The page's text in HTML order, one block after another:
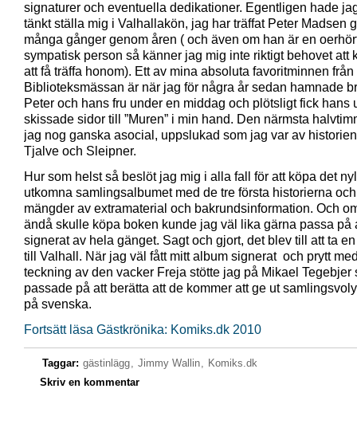
signaturer och eventuella dedikationer. Egentligen hade
tänkt ställa mig i Valhallakön, jag har träffat Peter Madsen
många gånger genom åren ( och även om han är en
sympatisk person så känner jag mig inte riktigt behovet att
att få träffa honom). Ett av mina absoluta favoritminnen
Biblioteksmässan är när jag för några år sedan hamnade
Peter och hans fru under en middag och plötsligt fick hans
skissade sidor till ”Muren” i min hand. Den närmsta
jag nog ganska asocial, uppslukad som jag var av
Tjalve och Sleipner.
Hur som helst så beslöt jag mig i alla fall för att köpa det
utkomna samlingsalbumet med de tre första historierna och
mängder av extramaterial och bakrundsinformation. Och
ändå skulle köpa boken kunde jag väl lika gärna passa på
signerat av hela gänget. Sagt och gjort, det blev till att ta
till Valhall. När jag väl fått mitt album signerat och prytt
teckning av den vacker Freja stötte jag på Mikael Tegebjer
passade på att berätta att de kommer att ge ut
på svenska.
Fortsätt läsa Gästkrönika: Komiks.dk 2010
Taggar: gästinlägg, Jimmy Wallin, Komiks.dk
Skriv en kommentar